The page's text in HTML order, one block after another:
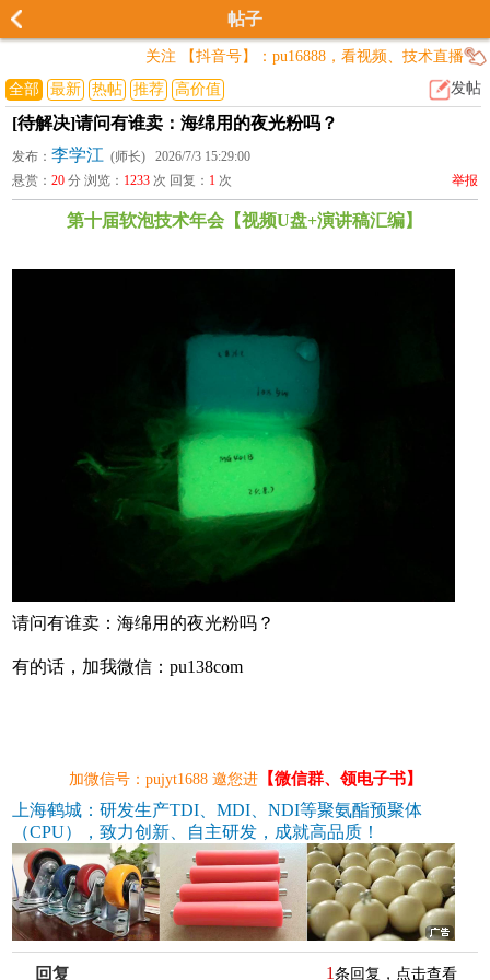
帖子
关注 【抖音号】：pu16888，看视频、技术直播
全部 最新 热帖 推荐 高价值 发帖
[待解决]请问有谁卖：海绵用的夜光粉吗？
发布：李学江 (师长) 2026/7/3 15:29:00
悬赏：20 分 浏览： 1233 次 回复： 1 次 举报
第十届软泡技术年会【视频U盘+演讲稿汇编】
请问有谁卖：海绵用的夜光粉吗？
有的话，加我微信：pu138com
加微信号：pujyt1688 邀您进【微信群、领电子书】
上海鹤城：研发生产TDI、MDI、NDI等聚氨酯预聚体
（CPU），致力创新、自主研发，成就高品质！
1 条回复，点击查看
回复